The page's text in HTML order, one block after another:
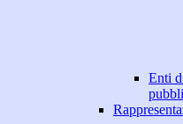
Enti